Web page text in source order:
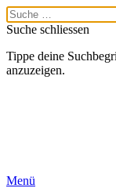
Suche schliessen
Tippe deine
anzuzeigen.
Menü